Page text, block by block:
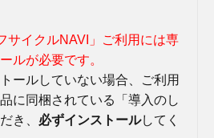
サイクルNAVI」ご利用には専
ルが必要です。
ールしていない場合、ご利用
に同梱されている「導入のし
き、 必ずインストールしてく